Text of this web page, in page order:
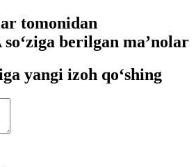
tomonidan
berilgan ma’nolar
yangi izoh qo‘shing